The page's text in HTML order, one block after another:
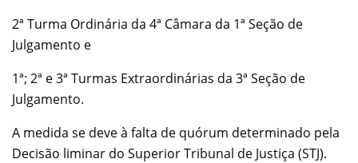
2ª Turma Ordinária da 4ª Câmara da 1ª Seção de
Julgamento e
1ª; 2ª e 3ª Turmas Extraordinárias da 3ª Seção de
Julgamento.
A medida se deve à falta de quórum determinado pela
Decisão liminar do Superior Tribunal de Justiça (STJ).